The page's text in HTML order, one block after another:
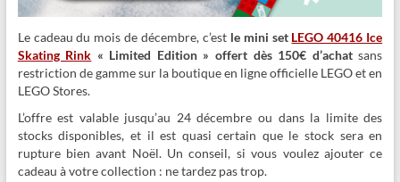
Le cadeau du mois de décembre, c’est le mini set LEGO 40416 Ice
Skating Rink « Limited Edition » offert dès 150€ d’achatsans
restriction de gamme sur la boutique en ligne officielle LEGO et en
LEGO Stores.
L’offre est valable jusqu’au 24 décembre ou dans la limite des
stocks disponibles, et il est quasi certain que le stock sera en
rupture bien avant Noël. Un conseil, si vous voulez ajouter ce
cadeau à votre collection : ne tardez pas trop.